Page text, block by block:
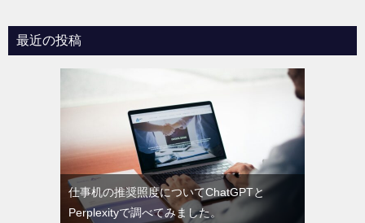
ョ
ン
最近の投稿
仕事机の推奨照度についてChatGPTと
Perplexityで調べてみました。